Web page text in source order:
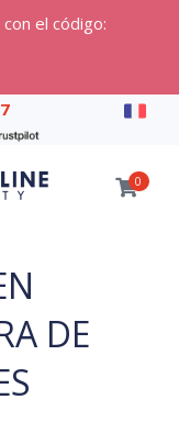
el código:
0
DE